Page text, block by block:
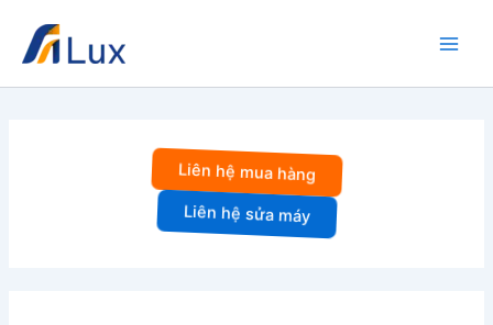
dung
Liên hệ mua hàng
Liên hệ sửa máy